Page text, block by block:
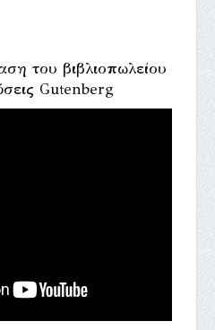
του βιβλιοπωλείου
Gutenberg